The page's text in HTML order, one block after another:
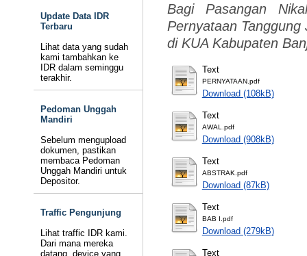
Update Data IDR
Terbaru
Lihat data yang sudah
kami tambahkan ke
IDR dalam seminggu
terakhir.
Pedoman Unggah
Mandiri
Sebelum mengupload
dokumen, pastikan
membaca Pedoman
Unggah Mandiri untuk
Depositor.
Traffic Pengunjung
Lihat traffic IDR kami.
Dari mana mereka
datang, device yang
Bagi Pasangan
Pernyataan
di KUA Kabupaten
Text
PERNYATAAN.pdf
Download (108kB)
Text
AWAL.pdf
Download (908kB)
Text
ABSTRAK.pdf
Download (87kB)
Text
BAB I.pdf
Download (279kB)
Text